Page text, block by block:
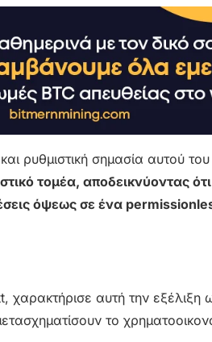
ρυθμιστική σημασία αυτού
τομέα, αποδεικνύοντας
όψεως σε ένα
αυτή την εξέλιξη
το